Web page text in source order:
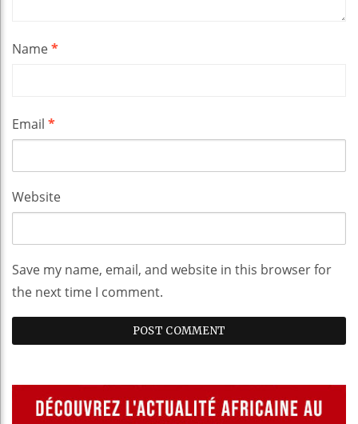
Name*
Email *
Website
Save my name, email, and website in this browser for
the next time I comment.